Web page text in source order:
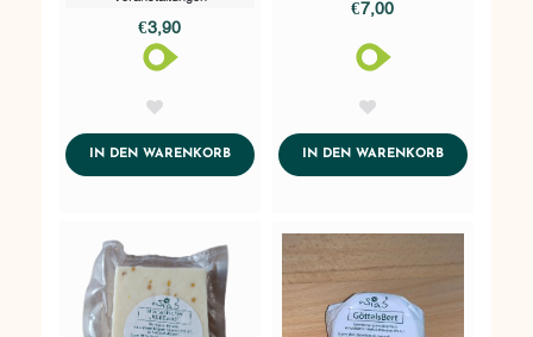
€3,90
IN DEN WARENKORBADDTOCART
€7,00
IN DEN WARENKORBADDTOCART